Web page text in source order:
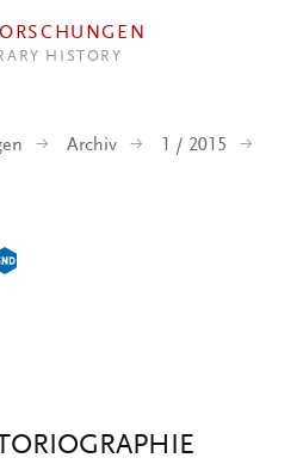
HISTORY
Archiv
1 / 2015